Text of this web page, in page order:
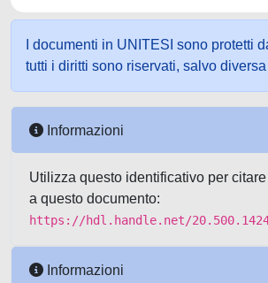
I documenti in UNITESI sono protetti
tutti i diritti sono riservati, salvo
Informazioni
Utilizza questo identificativo per
a questo documento:
https://hdl.handle.net/
Informazioni